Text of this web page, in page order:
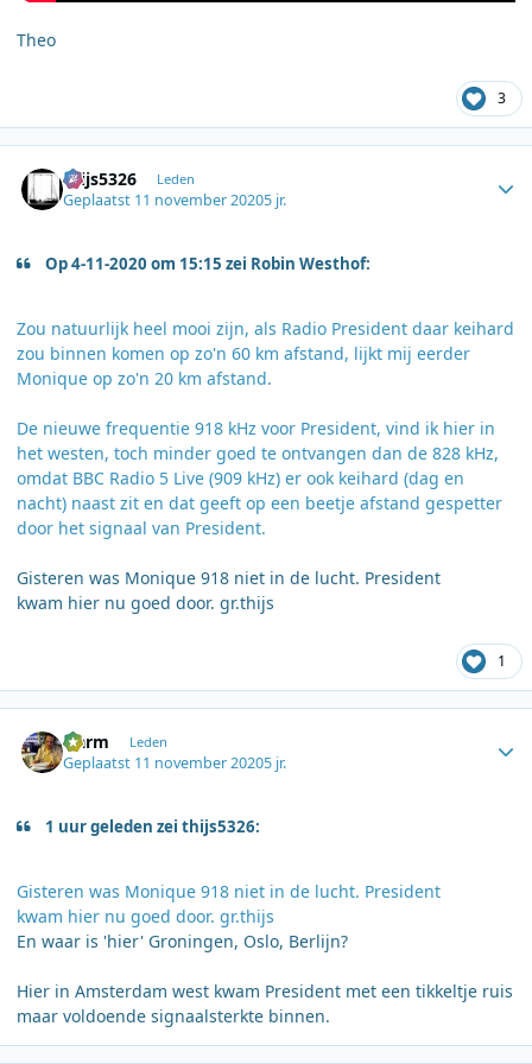
Theo
3
thijs5326 Leden
Geplaatst 11 november 20205 jr.
Op 4-11-2020 om 15:15 zei Robin Westhof:
Zou natuurlijk heel mooi zijn, als Radio President daar keihard
zou binnen komen op zo'n 60 km afstand, lijkt mij eerder
Monique op zo'n 20 km afstand.
De nieuwe frequentie 918 kHz voor President, vind ik hier in
het westen, toch minder goed te ontvangen dan de 828 kHz,
omdat BBC Radio 5 Live (909 kHz) er ook keihard (dag en
nacht) naast zit en dat geeft op een beetje afstand gespetter
door het signaal van President.
Gisteren was Monique 918 niet in de lucht. President
kwam hier nu goed door. gr.thijs
1
Harm Leden
Geplaatst 11 november 20205 jr.
1 uur geleden zei thijs5326:
Gisteren was Monique 918 niet in de lucht. President
kwam hier nu goed door. gr.thijs
En waar is 'hier' Groningen, Oslo, Berlijn?
Hier in Amsterdam west kwam President met een tikkeltje ruis
maar voldoende signaalsterkte binnen.